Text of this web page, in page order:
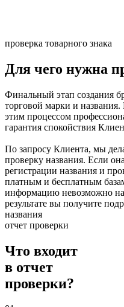
проверка товарного знака
Для чего нужна
Финальный этап создания
торговой марки и
этим процессом
гарантия спокойствия
По запросу Клиента, мы
проверку названия. Если
регистрации названия и
платным и бесплатным
информацию невозможно
результате вы получите
названия
отчет проверки
Что входит
в отчет
проверки?